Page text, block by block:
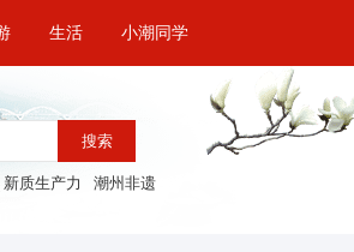
生活 小潮同学
搜索
新质生产力 潮州非遗